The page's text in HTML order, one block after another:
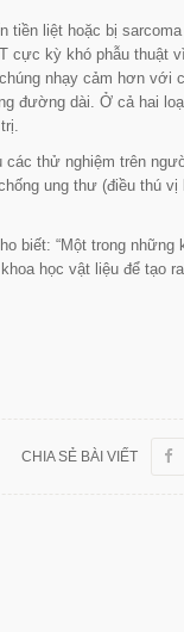
tiền liệt hoặc bị
cực kỳ khó phẫu thuật
nhạy cảm hơn với
đường dài. Ở cả hai
thử nghiệm trên
ung thư (điều thú vị
biết:“Một trong những
học vật liệu để tạo
CHIA SẺ BÀI VIẾT